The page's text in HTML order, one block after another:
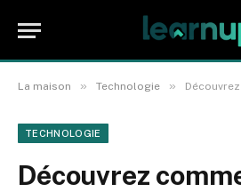
La maison » Technologie » Découvrez comment Google
TECHNOLOGIE
Découvrez